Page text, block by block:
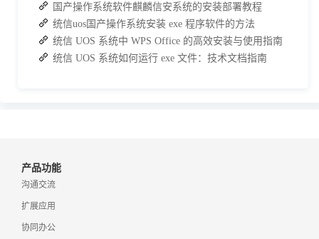
国产操作系统软件麒麟信安系统的安装部署教程
统信uos国产操作系统安装 exe 程序软件的方法
统信 UOS 系统中 WPS Office 的高效安装与使用指南
统信 UOS 系统如何运行 exe 文件：技术文档指南
产品功能
沟通交流
扩展应用
协同办公